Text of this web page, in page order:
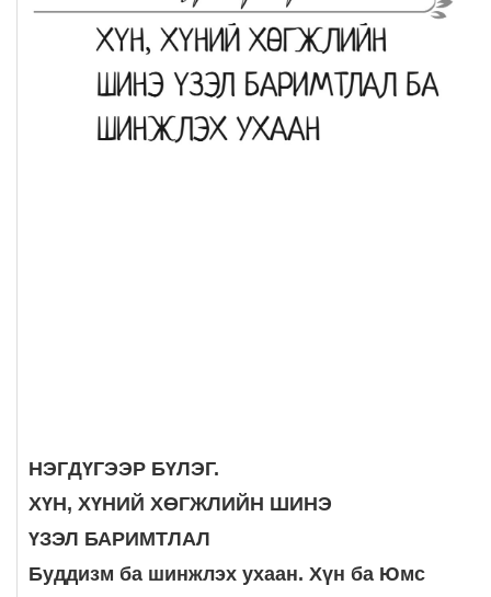
НЭГДҮГЭЭР БҮЛЭГ.
ХҮН, ХҮНИЙ ХӨГЖЛИЙН ШИНЭ
ҮЗЭЛ БАРИМТЛАЛ
Буддизм ба шинжлэх ухаан. Хүн ба Юмс